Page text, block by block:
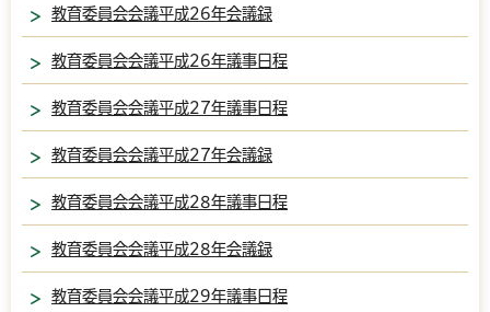
教育委員会会議平成26年会議録
教育委員会会議平成26年議事日程
教育委員会会議平成27年議事日程
教育委員会会議平成27年会議録
教育委員会会議平成28年議事日程
教育委員会会議平成28年会議録
教育委員会会議平成29年議事日程